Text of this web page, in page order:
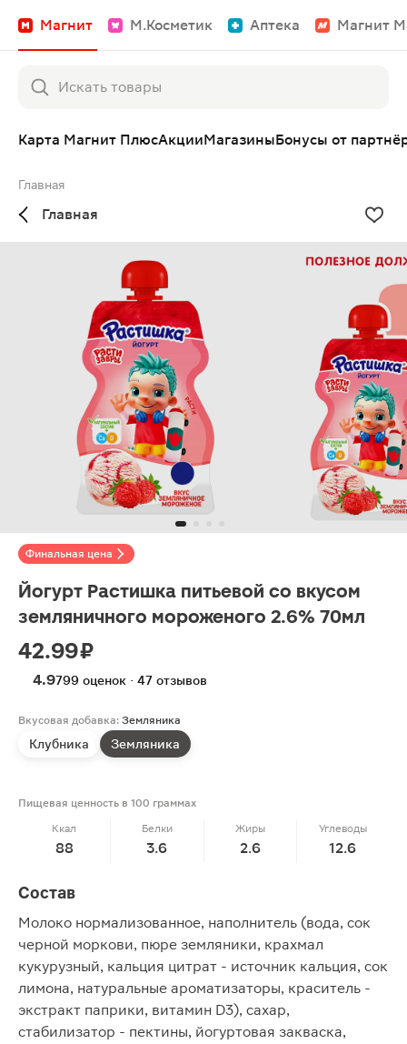
Магнит М.Косметик Аптека Магнит
Карта Магнит ПлюсАкцииМагазиныБонусы от
Главная
Главная
Финальная цена
Йогурт Растишка питьевой со вкусом
земляничного мороженого 2.6% 70мл
42.99 ₽
4.9799 оценок · 47 отзывов
Вкусовая добавка: Земляника
Клубника Земляника
Пищевая ценность в 100 граммах
Ккал
88
Белки
3.6
Жиры
2.6
Углеводы
12.6
Состав
Молоко нормализованное, наполнитель (вода, сок
черной моркови, пюре земляники, крахмал
кукурузный, кальция цитрат - источник кальция, сок
лимона, натуральные ароматизаторы, краситель -
экстракт паприки, витамин D3), сахар,
стабилизатор - пектины, йогуртовая закваска,